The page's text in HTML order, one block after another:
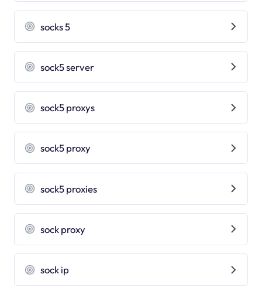
socks 5
sock5 server
sock5 proxys
sock5 proxy
sock5 proxies
sock proxy
sock ip